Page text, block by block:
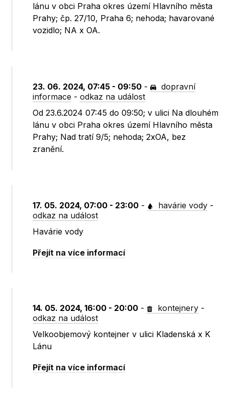
lánu v obci Praha okres území Hlavního města
Prahy; čp. 27/10, Praha 6; nehoda; havarované
vozidlo; NA x OA.
23. 06. 2024, 07:45 - 09:50 -
dopravní
informace -odkaz na událost
Od 23.6.2024 07:45 do 09:50; v ulici Na dlouhém
lánu v obci Praha okres území Hlavního města
Prahy; Nad tratí 9/5; nehoda; 2xOA, bez
zranění.
17. 05. 2024, 07:00 - 23:00 - havárie vody -
odkaz na událost
Havárie vody
Přejít na více informací
14. 05. 2024, 16:00 - 20:00 - kontejnery -
odkaz na událost
Velkoobjemový kontejner v ulici Kladenská x K
Lánu
Přejít na více informací